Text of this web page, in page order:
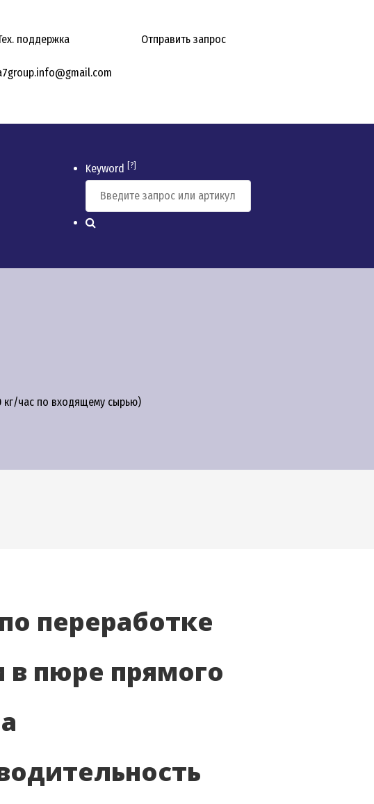
поддержка Отправить запрос
Keyword
[?]
кг/час по входящему сырью)
переработке
в пюре прямого